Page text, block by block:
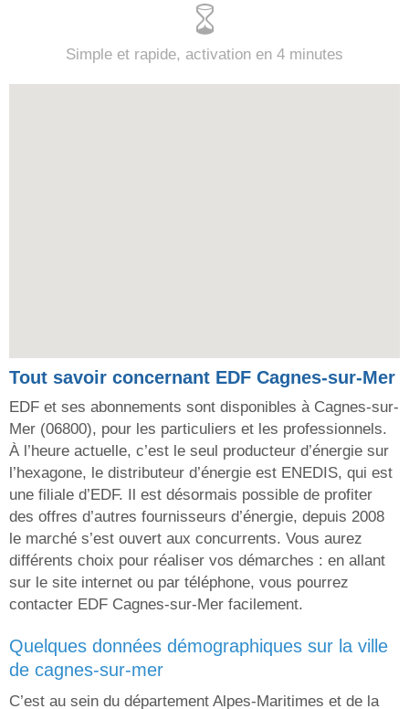
Simple et rapide, activation en 4 minutes
Tout savoir concernant EDF Cagnes-sur-Mer
EDF et ses abonnements sont disponibles à Cagnes-sur-
Mer (06800), pour les particuliers et les professionnels.
À l’heure actuelle, c’est le seul producteur d’énergie sur
l’hexagone, le distributeur d’énergie est ENEDIS, qui est
une filiale d’EDF. Il est désormais possible de profiter
des offres d’autres fournisseurs d’énergie, depuis 2008
le marché s’est ouvert aux concurrents. Vous aurez
différents choix pour réaliser vos démarches : en allant
sur le site internet ou par téléphone, vous pourrez
contacter EDF Cagnes-sur-Mer facilement.
quelques données démographiques sur la ville
de cagnes-sur-mer
C’est au sein du département Alpes-Maritimes et de la